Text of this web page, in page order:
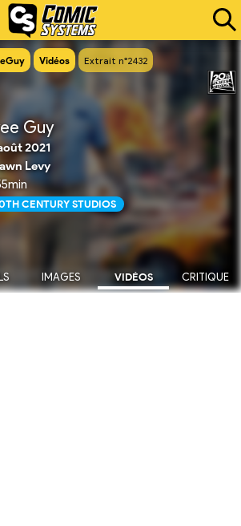
Vidéos Extrait n°2432
Guy
2021
Levy
CENTURY STUDIOS
IMAGES VIDÉOS CRITIQUE